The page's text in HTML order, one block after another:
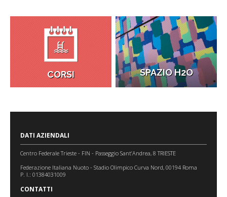
CORSI SPAZIO H2O
DATI AZIENDALI
Centro Federale Trieste - FIN - Passeggio Sant’Andrea, 8 TRIESTE
Federazione Italiana Nuoto - Stadio Olimpico Curva Nord, 00194 Roma
P. I.: 01384031009
CONTATTI